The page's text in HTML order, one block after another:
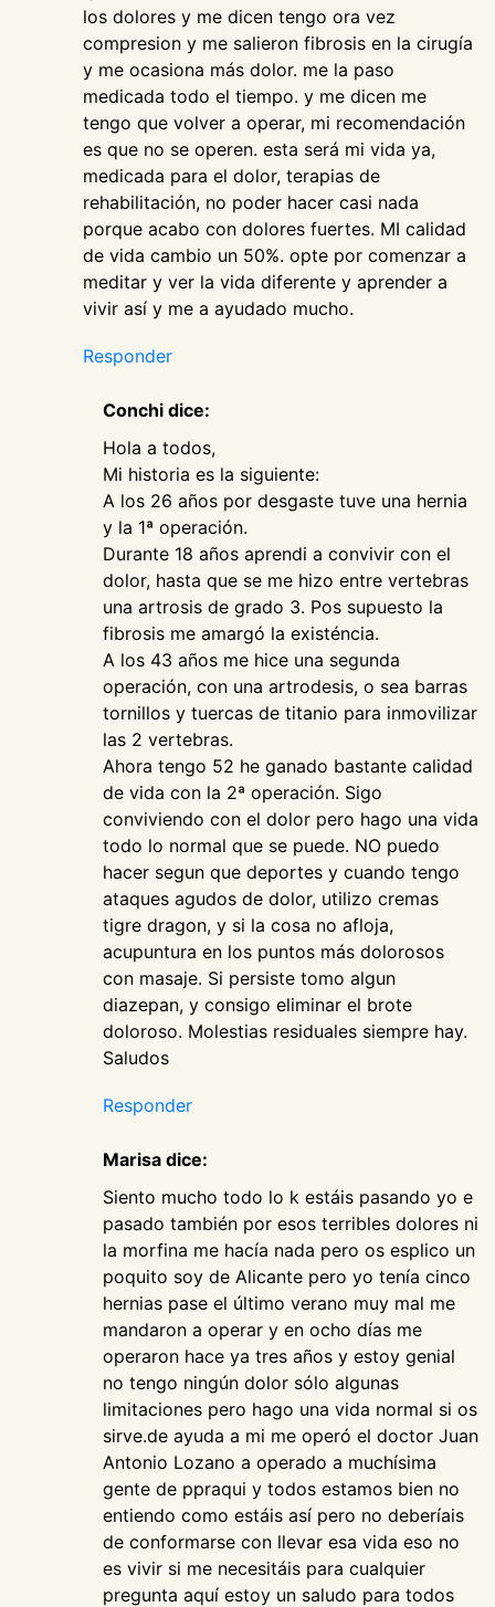
los dolores y me dicen tengo ora vez
compresion y me salieron fibrosis en la cirugía
y me ocasiona más dolor. me la paso
medicada todo el tiempo. y me dicen me
tengo que volver a operar, mi recomendación
es que no se operen. esta será mi vida ya,
medicada para el dolor, terapias de
rehabilitación, no poder hacer casi nada
porque acabo con dolores fuertes. MI calidad
de vida cambio un 50%. opte por comenzar a
meditar y ver la vida diferente y aprender a
vivir así y me a ayudado mucho.
Responder
Conchi dice:
Hola a todos,
Mi historia es la siguiente:
A los 26 años por desgaste tuve una hernia
y la 1ª operación.
Durante 18 años aprendi a convivir con el
dolor, hasta que se me hizo entre vertebras
una artrosis de grado 3. Pos supuesto la
fibrosis me amargó la existéncia.
A los 43 años me hice una segunda
operación, con una artrodesis, o sea barras
tornillos y tuercas de titanio para inmovilizar
las 2 vertebras.
Ahora tengo 52 he ganado bastante calidad
de vida con la 2ª operación. Sigo
conviviendo con el dolor pero hago una vida
todo lo normal que se puede. NO puedo
hacer segun que deportes y cuando tengo
ataques agudos de dolor, utilizo cremas
tigre dragon, y si la cosa no afloja,
acupuntura en los puntos más dolorosos
con masaje. Si persiste tomo algun
diazepan, y consigo eliminar el brote
doloroso. Molestias residuales siempre hay.
Saludos
Responder
Marisa dice:
Siento mucho todo lo k estáis pasando yo e
pasado también por esos terribles dolores ni
la morfina me hacía nada pero os esplico un
poquito soy de Alicante pero yo tenía cinco
hernias pase el último verano muy mal me
mandaron a operar y en ocho días me
operaron hace ya tres años y estoy genial
no tengo ningún dolor sólo algunas
limitaciones pero hago una vida normal si os
sirve.de ayuda a mi me operó el doctor Juan
Antonio Lozano a operado a muchísima
gente de ppraqui y todos estamos bien no
entiendo como estáis así pero no deberíais
de conformarse con llevar esa vida eso no
es vivir si me necesitáis para cualquier
pregunta aquí estoy un saludo para todos